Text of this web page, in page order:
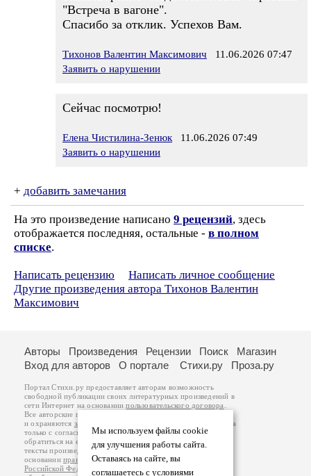
"Встреча в вагоне".
Спасибо за отклик. Успехов Вам.
Тихонов Валентин Максимович 11.06.2026 07:47
Заявить о нарушении
Сейчас посмотрю!
Елена Чистилина-Зенюк 11.06.2026 07:49
Заявить о нарушении
+ добавить замечания
На это произведение написано 9 рецензий, здесь
отображается последняя, остальные - в полном
списке.
Написать рецензию
Написать личное сообщение
Другие произведения автора Тихонов Валентин
Максимович
Мы используем файлы cookie
для улучшения работы сайта.
Оставаясь на сайте, вы
соглашаетесь с условиями
Авторы Произведения Рецензии Поиск
Магазин
Вход для авторов
О портале Стихи.ру Проза.ру
Портал Стихи.ру предоставляет авторам возможность
свободной публикации своих литературных произведений в
сети Интернет на основаниипользовательского договора
Все авторские права на произведения принадлежат авторам
и охраняются законом
. Перепечатка произведений возможна
только с согласия его автора, к которому вы можете
обратиться на его авторской странице. Ответственность за
тексты произведений авторы несут самостоятельно на
основанииправил публикацииизаконодательства
Российской Федерации